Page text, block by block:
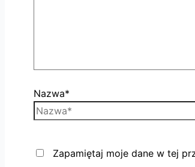
Nazwa*
Zapamiętaj moje dane w tej